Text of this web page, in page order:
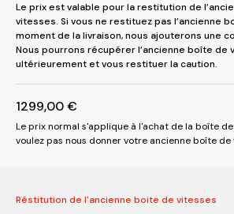
Le prix est valable pour la restitution de
vitesses. Si vous ne restituez pas l’ancienne
moment de la livraison, nous ajouterons une
Nous pourrons récupérer l’ancienne boîte de
ultérieurement et vous restituer la caution.
1299,00€
Le prix normal s'applique à l'achat de la boîte
voulez pas nous donner votre ancienne boîte de
Réstitution de l'ancienne boite de vitesses